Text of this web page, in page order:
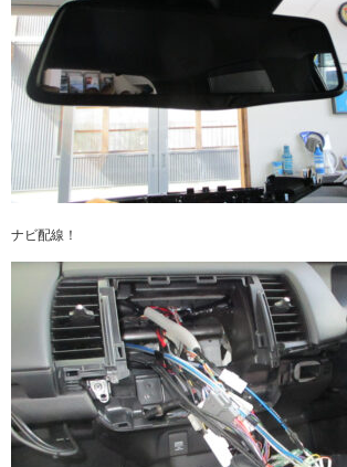
ナビ配線！